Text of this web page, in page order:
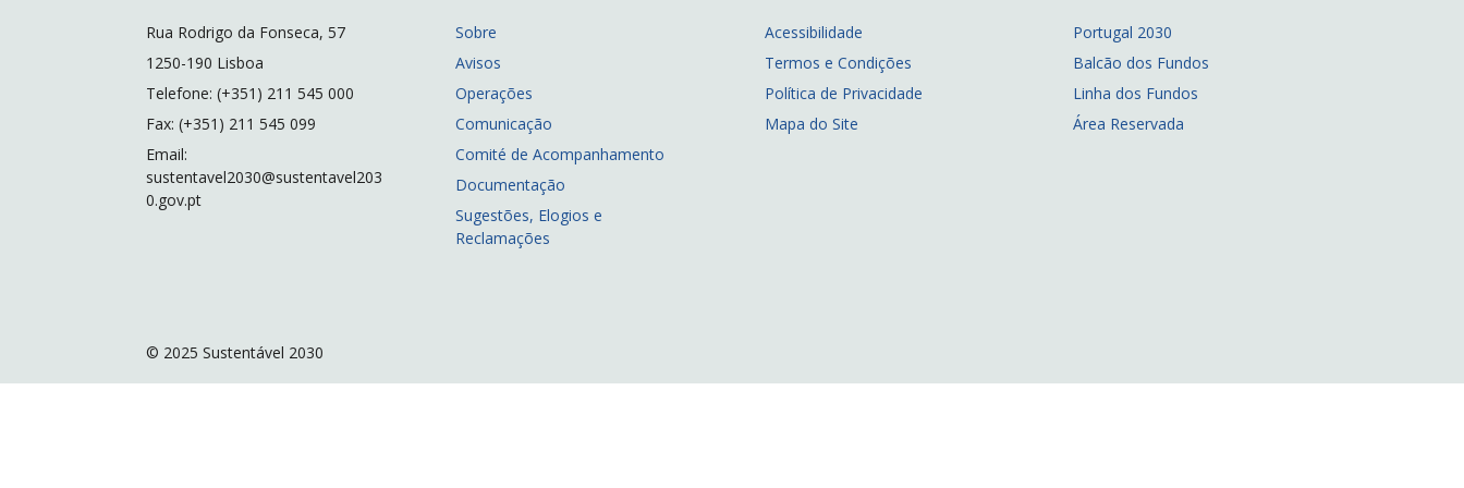
Rua Rodrigo da Fonseca, 57
1250-190 Lisboa
Telefone: (+351) 211 545 000
Fax: (+351) 211 545 099
Email:
sustentavel2030@sustentavel203
0.gov.pt
Sobre
Avisos
Operações
Comunicação
Comité de Acompanhamento
Documentação
Sugestões, Elogios e
Reclamações
Acessibilidade
Termos e Condições
Política de Privacidade
Mapa do Site
Portugal 2030
Balcão dos Fundos
Linha dos Fundos
Área Reservada
© 2025 Sustentável 2030